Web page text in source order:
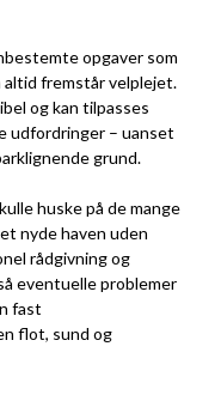
opgaver som
altid fremstår velplejet.
og kan tilpasses
udfordringer – uanset
grund.
huske på de mange
nyde haven uden
rådgivning og
eventuelle problemer
fast
flot, sund og